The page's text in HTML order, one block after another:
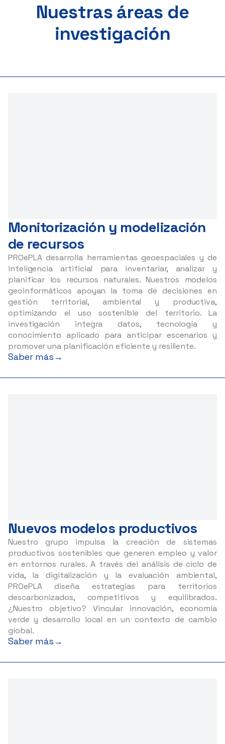
Nuestras áreas de
investigación
Monitorización y modelización
de recursos
PROePLA desarrolla herramientas geoespaciales y de
inteligencia artificial para inventariar, analizar y
planificar los recursos naturales. Nuestros modelos
geoinformáticos apoyan la toma de decisiones en
gestión territorial, ambiental y productiva,
optimizando el uso sostenible del territorio. La
investigación integra datos, tecnología y
conocimiento aplicado para anticipar escenarios y
promover una planificación eficiente y resiliente.
Saber más→
Nuevos modelos productivos
Nuestro grupo impulsa la creación de sistemas
productivos sostenibles que generen empleo y valor
en entornos rurales. A través del análisis de ciclo de
vida, la digitalización y la evaluación ambiental,
PROePLA diseña estrategias para territorios
descarbonizados, competitivos y equilibrados.
¿Nuestro objetivo? Vincular innovación, economía
verde y desarrollo local en un contexto de cambio
global.
Saber más→